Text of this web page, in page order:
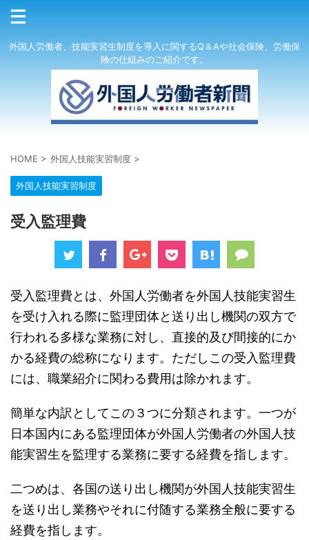
外国人労働者、技能実習生制度を導入に関するQ＆Aや社会保険、労働保
険の仕組みのご紹介です。
HOME > 外国人技能実習制度 >
外国人技能実習制度
受入監理費
受入監理費とは、外国人労働者を外国人技能実習生
を受け入れる際に監理団体と送り出し機関の双方で
行われる多様な業務に対し、直接的及び間接的にか
かる経費の総称になります。ただしこの受入監理費
には、職業紹介に関わる費用は除かれます。
簡単な内訳としてこの３つに分類されます。一つが
日本国内にある監理団体が外国人労働者の外国人技
能実習生を監理する業務に要する経費を指します。
二つめは、各国の送り出し機関が外国人技能実習生
を送り出し業務やそれに付随する業務全般に要する
経費を指します。